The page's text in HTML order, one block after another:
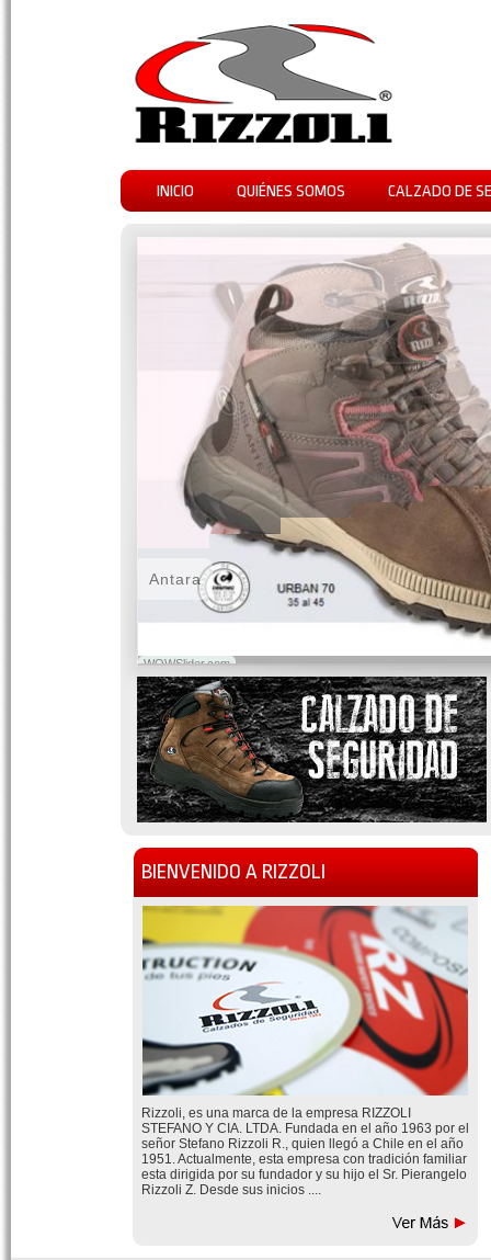
INICIO QUIÉNES SOMOS CALZADO DE
WOWSlider.com
Antara
BIENVENIDO A RIZZOLI
Rizzoli, es una marca de la empresa RIZZOLI
STEFANO Y CIA. LTDA. Fundada en el año 1963 por el
señor Stefano Rizzoli R., quien llegó a Chile en el año
1951. Actualmente, esta empresa con tradición familiar
esta dirigida por su fundador y su hijo el Sr. Pierangelo
Rizzoli Z. Desde sus inicios ....